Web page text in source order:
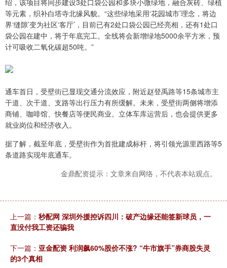
绍，该项目将同步建设3处口袋公园和多块小微绿地，融合灰砖、绿植
等元素，织补白塔寺北缘风貌。“这些绿地采用‘花园城市’理念，将边
界‘缝隙’变为社区‘客厅’，目前已有2处口袋公园已经亮相，还有1处口
袋公园在建中，将于年底完工。全线将会新增绿地5000余平方米，预
计可吸收二氧化碳超50吨。”
通车首日，受壁街已显现交通分流效应，附近赵登禹路等15条城市主
干道、次干道、支路等出行压力有所缓解。未来，受壁街两侧将增添
商铺、咖啡馆、快餐店等便民商业。立体车库运营后，也会提供更多
就业岗位和经济收入。
据了解，截至年底，受壁街作为首批建成标杆，将引领光源里西路等5
条道路实现年底通车。
金鼎配资提示：文章来自网络，不代表本站观点。
上一篇： 秒配网 深圳外援控诉四川：破产边缘还能签新球员，一
直没付我工资还骗我
下一篇： 亚金配资 利润飙60%股价不涨? “牛市旗手”券商股失灵
的3个真相